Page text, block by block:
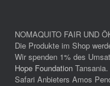
NOMAQUITO FAIR UND
Die Produkte im Shop
Wir spenden 1% des
Hope Foundation
Safari Anbieters Amos